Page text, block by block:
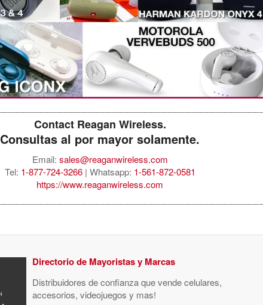
Contact Reagan Wireless.
Consultas al por mayor solamente.
Email: sales@reaganwireless.com
Tel: 1-877-724-3266| Whatsapp: 1-561-872-0581
https://www.reaganwireless.com
Directorio de Mayoristas y Marcas
Distribuidores de confianza que vende celulares,
accesorios, videojuegos y mas!